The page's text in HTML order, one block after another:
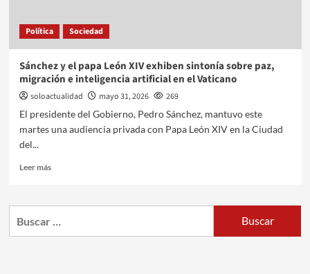
Política Sociedad
Sánchez y el papa León XIV exhiben sintonía sobre paz,
migración e inteligencia artificial en el Vaticano
soloactualidad mayo 31, 2026
269
El presidente del Gobierno, Pedro Sánchez, mantuvo este
martes una audiencia privada con Papa León XIV en la Ciudad
del...
Leer más